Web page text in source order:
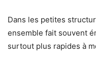
Dans les petites
ensemble fait souvent
surtout plus rapides à